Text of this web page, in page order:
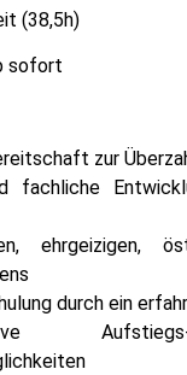
(38,5h)
sofort
zur
fachliche
durch ein